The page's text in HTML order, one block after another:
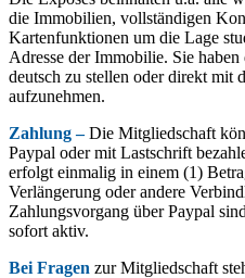
die Immobilien, vollständigen
Kartenfunktionen um die Lage
Adresse der Immobilie. Sie
deutsch zu stellen oder direkt mit
aufzunehmen.
Zahlung –Die Mitgliedschaft
Paypal oder mit Lastschrift
erfolgt einmalig in einem (1)
Verlängerung oder andere
Zahlungsvorgang über Paypal
sofort aktiv.
Bei Fragen zur Mitgliedschaft